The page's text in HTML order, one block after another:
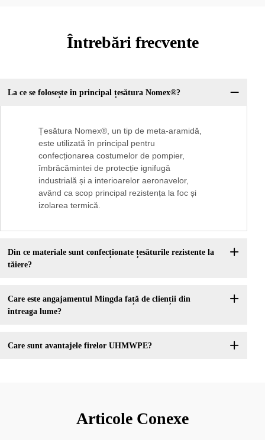
Întrebări frecvente
La ce se folosește în principal țesătura Nomex®?
Țesătura Nomex®, un tip de meta-aramidă,
este utilizată în principal pentru
confecționarea costumelor de pompier,
îmbrăcămintei de protecție ignifugă
industrială și a interioarelor aeronavelor,
având ca scop principal rezistența la foc și
izolarea termică.
Din ce materiale sunt confecționate țesăturile rezistente la
tăiere?
Care este angajamentul Mingda față de clienții din
întreaga lume?
Care sunt avantajele firelor UHMWPE?
Articole Conexe